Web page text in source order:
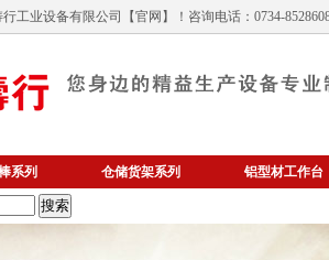
工业设备有限公司 【官网】！咨询电话：0734-
系列 仓储货架系列 铝型材工作台